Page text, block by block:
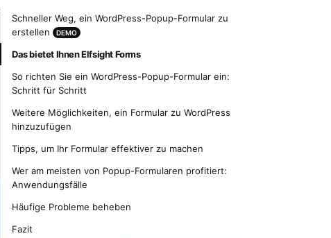
Schneller Weg, ein WordPress-Popup-Formular zu
erstellen
DEMO
Das bietet Ihnen Elfsight Forms
So richten Sie ein WordPress-Popup-Formular ein:
Schritt für Schritt
Weitere Möglichkeiten, ein Formular zu WordPress
hinzuzufügen
Tipps, um Ihr Formular effektiver zu machen
Wer am meisten von Popup-Formularen profitiert:
Anwendungsfälle
Häufige Probleme beheben
Fazit